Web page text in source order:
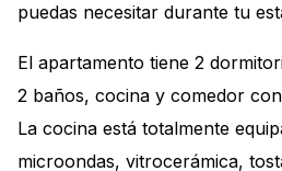
puedas necesitar durante tu
El apartamento tiene 2
2 baños, cocina y comedor
La cocina está totalmente
microondas, vitrocerámica,